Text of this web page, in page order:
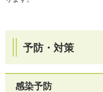
予防・対策
感染予防